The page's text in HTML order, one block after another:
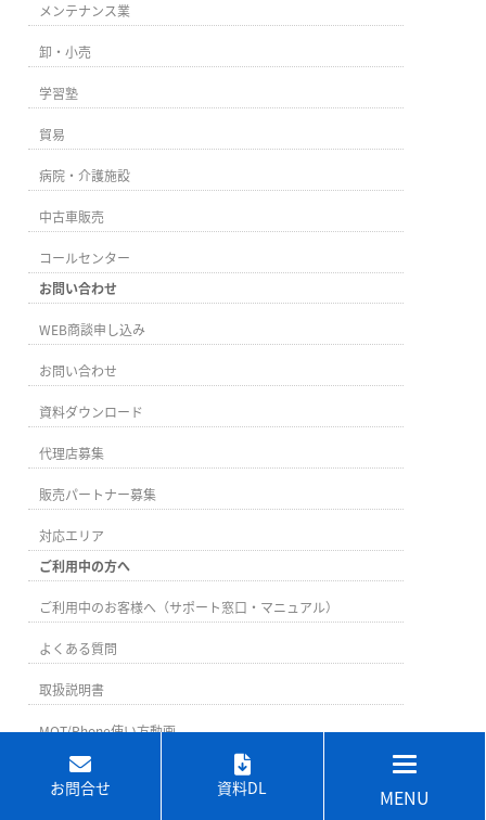
メンテナンス業
卸・小売
学習塾
貿易
病院・介護施設
中古車販売
コールセンター
お問い合わせ
WEB商談申し込み
お問い合わせ
資料ダウンロード
代理店募集
販売パートナー募集
対応エリア
ご利用中の方へ
ご利用中のお客様へ（サポート窓口・マニュアル）
よくある質問
取扱説明書
MOT/Phone使い方動画
お問合せ 資料DL MENU